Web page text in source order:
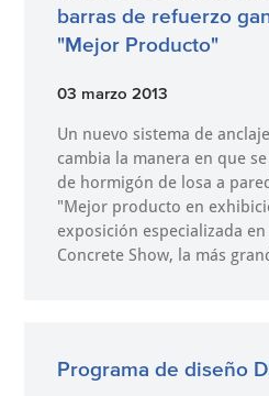
barras de refuerzo
"Mejor Producto"
03 marzo 2013
Un nuevo sistema de
cambia la manera en que
de hormigón de losa a
"Mejor producto en
exposición especializada
Concrete Show, la más
Programa de diseño